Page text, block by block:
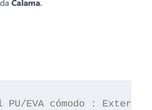
PU/EVA cómodo :